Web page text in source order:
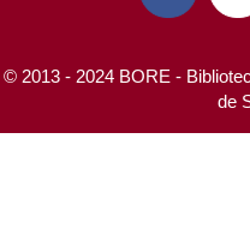
© 2013 - 2024 BORE -
de